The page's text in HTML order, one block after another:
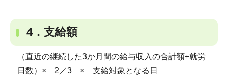
4．支給額
（直近の継続した3か月間の給与収入の合計額÷就労
日数）× 2／3 × 支給対象となる日